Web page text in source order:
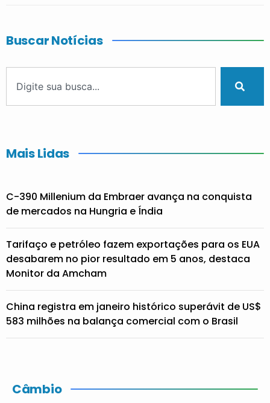
Buscar Notícias
Mais Lidas
C-390 Millenium da Embraer avança na conquista
de mercados na Hungria e Índia
Tarifaço e petróleo fazem exportações para os EUA
desabarem no pior resultado em 5 anos, destaca
Monitor da Amcham
China registra em janeiro histórico superávit de US$
583 milhões na balança comercial com o Brasil
Câmbio